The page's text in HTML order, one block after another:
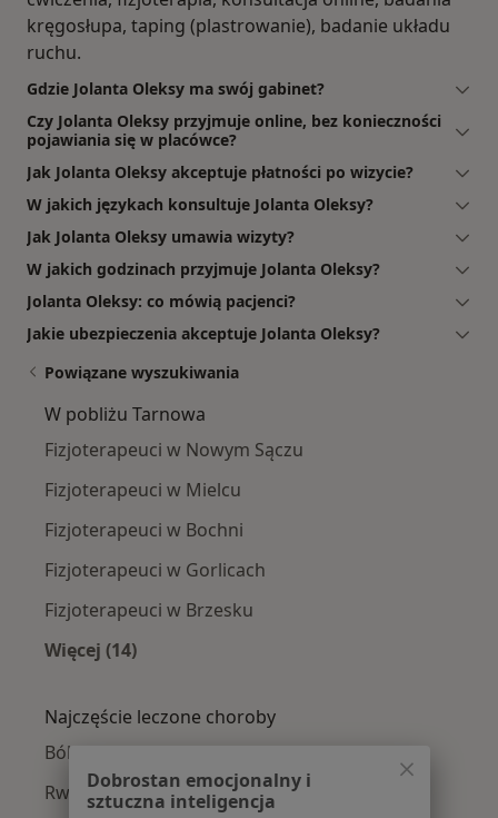
kręgosłupa, taping (plastrowanie), badanie układu
ruchu.
Gdzie Jolanta Oleksy ma swój gabinet?
Czy Jolanta Oleksy przyjmuje online, bez konieczności
pojawiania się w placówce?
Jak Jolanta Oleksy akceptuje płatności po wizycie?
W jakich językach konsultuje Jolanta Oleksy?
Jak Jolanta Oleksy umawia wizyty?
W jakich godzinach przyjmuje Jolanta Oleksy?
Jolanta Oleksy: co mówią pacjenci?
Jakie ubezpieczenia akceptuje Jolanta Oleksy?
Powiązane wyszukiwania
W pobliżu Tarnowa
Fizjoterapeuci w Nowym Sączu
Fizjoterapeuci w Mielcu
Fizjoterapeuci w Bochni
Fizjoterapeuci w Gorlicach
Fizjoterapeuci w Brzesku
Więcej (14)
Najczęście leczone choroby
Bóle kręgosłupa w Tarnowie
Rwa kulszowa w Tarnowie
Dobrostan emocjonalny i
sztuczna inteligencja